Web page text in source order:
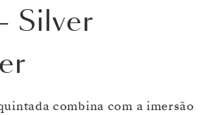
- Silver
combina com a imersão